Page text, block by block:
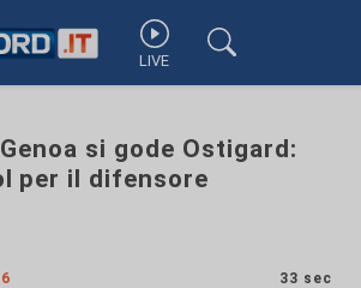
LIVE
si gode Ostigard:
per il difensore
33 sec